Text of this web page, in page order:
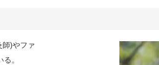
師)やファ
。